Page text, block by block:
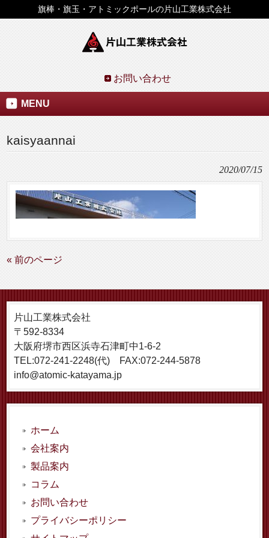
旗棒・旗玉・アトミックポールの片山工業株式会社
お問い合わせ
MENU
kaisyaannai
2020/07/15
« 前のページ
片山工業株式会社
〒592-8334
大阪府堺市西区浜寺石津町中1-6-2
TEL:072-241-2248(代) FAX:072-244-5878
info@atomic-katayama.jp
ホーム
会社案内
製品案内
コラム
お問い合わせ
プライバシーポリシー